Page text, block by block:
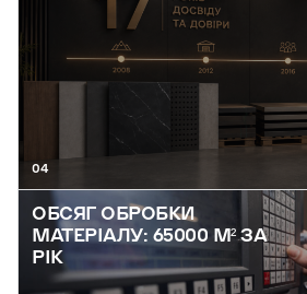
04
ОБСЯГ ОБРОБКИ
МАТЕРІАЛУ: 65000 М² ЗА
РІК